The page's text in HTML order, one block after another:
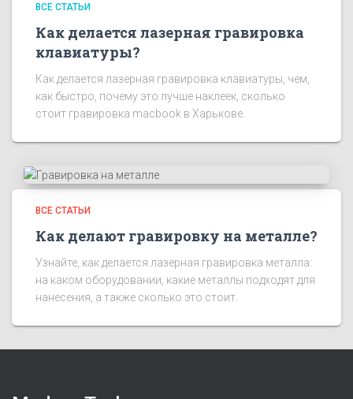
ВСЕ СТАТЬИ
Как делается лазерная гравировка
клавиатуры?
Как делается лазерная гравировка клавиатуры, чем,
как быстро, почему это лучше наклеек, сколько
стоит гравировка macbook в Харькове.
ВСЕ СТАТЬИ
Как делают гравировку на металле?
Узнайте, как делается лазерная гравировка металла:
на каком оборудовании, какие металлы подходят для
нанесения, а также сколько это стоит.